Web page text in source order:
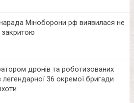
Міноборони рф виявилася не
дронів та роботизованих
легендарної 36 окремої бригади